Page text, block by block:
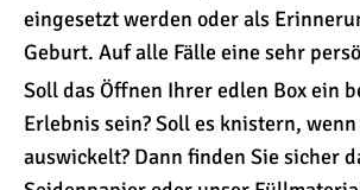
eingesetzt werden oder als
Geburt. Auf alle Fälle eine sehr
Soll das Öffnen Ihrer edlen Box ein
Erlebnis sein? Soll es knistern,
auswickelt? Dann finden Sie sicher